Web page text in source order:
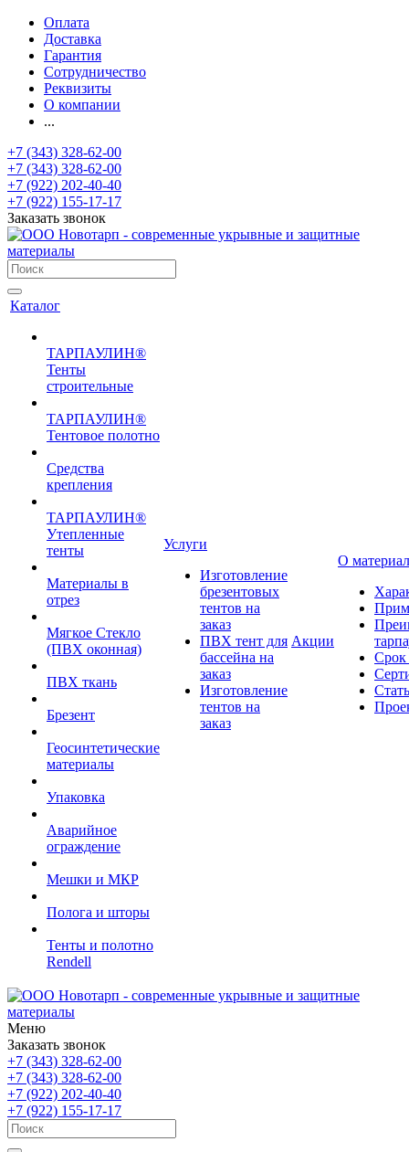
Оплата
Доставка
Гарантия
Сотрудничество
Реквизиты
О компании
...
+7 (343) 328-62-00
+7 (343) 328-62-00
+7 (922) 202-40-40
+7 (922) 155-17-17
Заказать звонок
Каталог
ТАРПАУЛИН®
Тенты
строительные
ТАРПАУЛИН®
Тентовое полотно
Средства
крепления
ТАРПАУЛИН®
Утепленные
тенты
Материалы в
отрез
Мягкое Стекло
(ПВХ оконная)
ПВХ ткань
Брезент
Геосинтетические
материалы
Упаковка
Аварийное
ограждение
Мешки и МКР
Полога и шторы
Тенты и полотно
Rendell
Услуги
Изготовление
брезентовых
тентов на
заказ
ПВХ тент для
бассейна на
заказ
Изготовление
тентов на
заказ
Акции
О
Меню
Заказать звонок
+7 (343) 328-62-00
+7 (343) 328-62-00
+7 (922) 202-40-40
+7 (922) 155-17-17